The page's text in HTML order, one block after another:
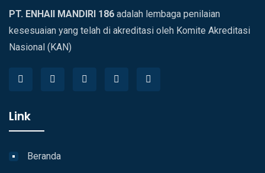
PT. ENHAII MANDIRI 186 adalah lembaga penilaian
kesesuaian yang telah di akreditasi oleh Komite Akreditasi
Nasional (KAN)
Link
Beranda